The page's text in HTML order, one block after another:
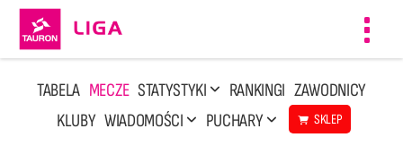
TABELA MECZE STATYSTYKI RANKINGI ZAWODNICY
KLUBY WIADOMOŚCI PUCHARY SKLEP